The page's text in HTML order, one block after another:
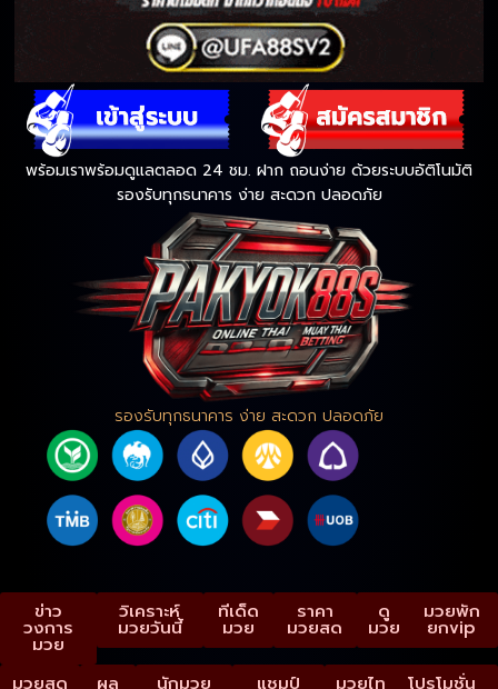
พร้อมเราพร้อมดูแลตลอด 24 ชม. ฝาก ถอนง่าย ด้วยระบบอัติโนมัติ
รองรับทุกธนาคาร ง่าย สะดวก ปลอดภัย
รองรับทุกธนาคาร ง่าย สะดวก ปลอดภัย
ข่าว
วงการ
มวย
วิเคราะห์
มวยวันนี้
ทีเด็ด
มวย
ราคา
มวยสด
ดู
มวย
มวยพัก
ยกvip
มวยสด ผล นักมวย แชมป์ มวยไทย โปรโมชั่น